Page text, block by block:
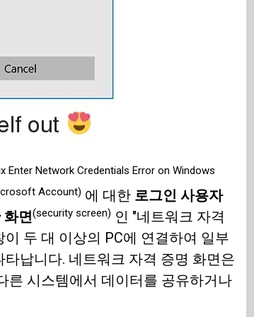
Enter Network Credentials Error on Windows
Account) 에 대한 로그인 사용자
화면(security screen) 인 "네트워크 자격
두 대 이상의 PC에 연결하여 일부
납니다. 네트워크 자격 증명 화면은
른 시스템에서 데이터를 공유하거나